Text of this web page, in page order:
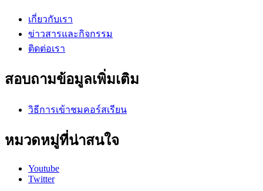
เกี่ยวกับเรา
ข่าวสารและกิจกรรม
ติดต่อเรา
สอบถามข้อมูลเพิ่มเติม
วิธีการเข้าชมคอร์สเรียน
หมวดหมู่ที่น่าสนใจ
Youtube
Twitter